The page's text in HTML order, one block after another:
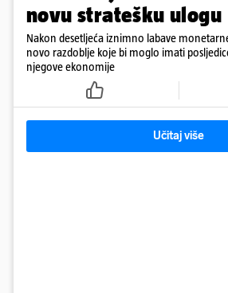
novu stratešku ulogu
Nakon desetljeća iznimno labave
novo razdoblje koje bi moglo imati
njegove ekonomije
Učitaj više